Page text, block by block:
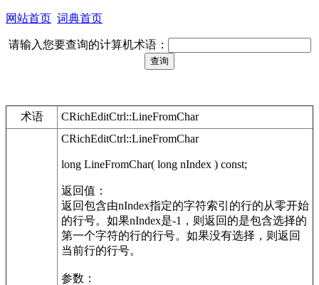
网站首页 词典首页
请输入您要查询的计算机术语：
术语 CRichEditCtrl::LineFromChar
CRichEditCtrl::LineFromChar
long LineFromChar( long nIndex ) const;
返回值：
返回包含由nIndex指定的字符索引的行的从零开始
的行号。如果nIndex是-1，则返回的是包含选择的
第一个字符的行的行号。如果没有选择，则返回
当前行的行号。
参数：